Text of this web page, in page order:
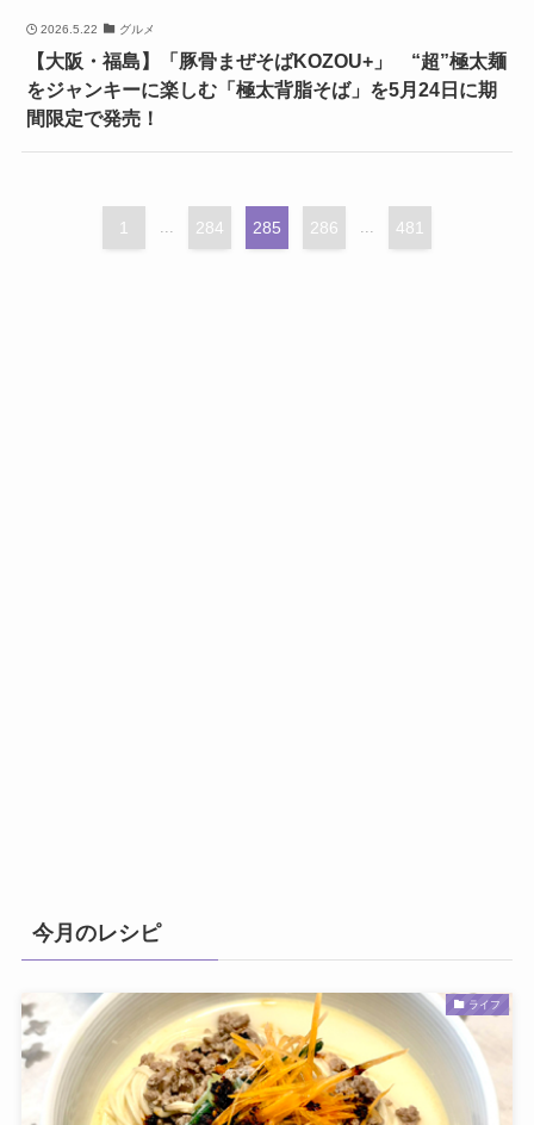
2026.5.22 グルメ
【大阪・福島】「豚骨まぜそばKOZOU+」 “超”極太麺
をジャンキーに楽しむ「極太背脂そば」を5月24日に期
間限定で発売！
1 ... 284 285 286 ... 481
今月のレシピ
ライフ